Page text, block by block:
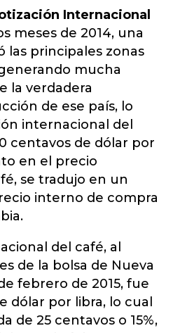
Internacional
meses de 2014, una
principales zonas
mucha
la verdadera
de ese país, lo
internacional del
centavos de dólar por
en el precio
se tradujo en un
interno de compra
del café, al
de la bolsa de Nueva
febrero de 2015, fue
dólar por libra, lo cual
de 25 centavos o 15%,